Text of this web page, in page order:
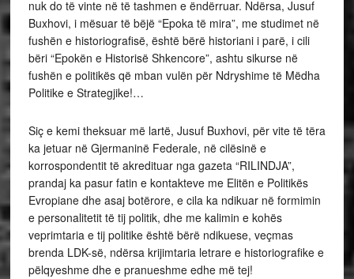
nuk do të vinte në të tashmen e ëndërruar. Ndërsa, Jusuf
Buxhovi, i mësuar të bëjë “Epoka të mira”, me studimet në
fushën e historiografisë, është bërë historiani i parë, i cili
bëri “Epokën e Historisë Shkencore”, ashtu sikurse në
fushën e politikës që mban vulën për Ndryshime të Mëdha
Politike e Strategjike!…
Siç e kemi theksuar më lartë, Jusuf Buxhovi, për vite të tëra
ka jetuar në Gjermaninë Federale, në cilësinë e
korrospondentit të akredituar nga gazeta “RILINDJA”,
prandaj ka pasur fatin e kontakteve me Elitën e Politikës
Evropiane dhe asaj botërore, e cila ka ndikuar në formimin
e personalitetit të tij politik, dhe me kalimin e kohës
veprimtaria e tij politike është bërë ndikuese, veçmas
brenda LDK-së, ndërsa krijimtaria letrare e historiografike e
pëlqyeshme dhe e pranueshme edhe më tej!